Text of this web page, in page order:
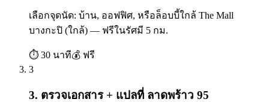
เลือกจุดนัด: บ้าน, ออฟฟิศ, หรือล็อบบี้ใกล้ The Mall
บางกะปิ (ใกล้) — ฟรีในรัศมี 5 กม.
⏱ 30 นาที💰 ฟรี
3
3. ตรวจเอกสาร + แปลที่ ลาดพร้าว 95